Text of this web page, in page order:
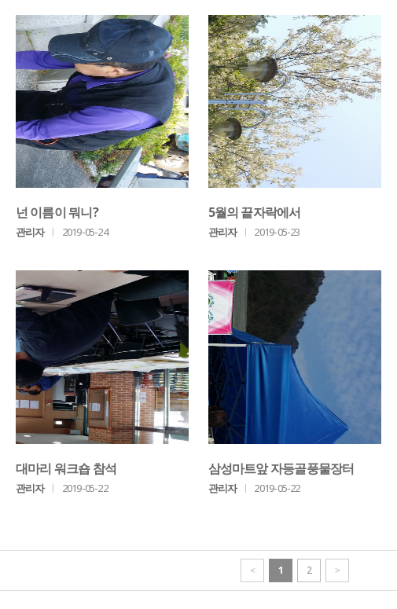
넌 이름이 뭐니?
관리자 ㅣ 2019-05-24
5월의 끝자락에서
관리자 ㅣ 2019-05-23
대마리 워크숍 참석
관리자 ㅣ 2019-05-22
삼성마트앞 자등골풍물장터
관리자 ㅣ 2019-05-22
< 1 2 >